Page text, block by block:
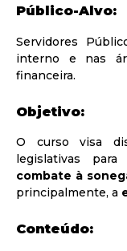
Público-Alvo:
Servidores
interno e nas
financeira.
Objetivo:
O curso visa
legislativas
combate à
principalmente, a
Conteúdo: